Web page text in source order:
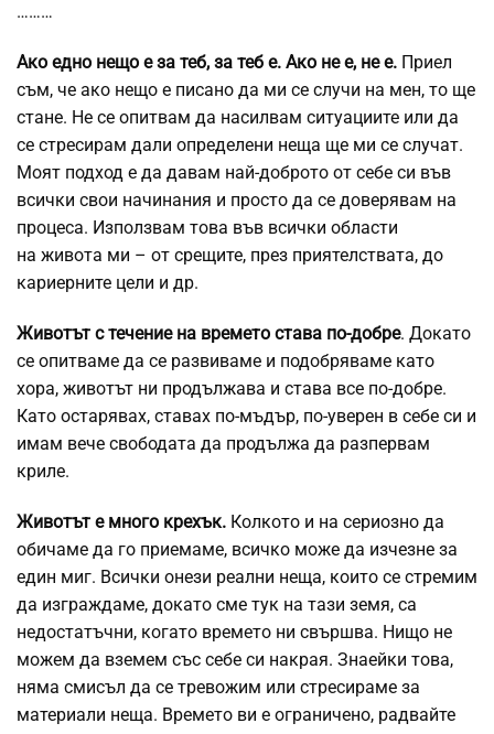
………
Ако едно нещо е за теб, за теб е. Ако не е, не е. Приел
съм, че ако нещо е писано да ми се случи на мен, то ще
стане. Не се опитвам да насилвам ситуациите или да
се стресирам дали определени неща ще ми се случат.
Моят подход е да давам най-доброто от себе си във
всички свои начинания и просто да се доверявам на
процеса. Използвам това във всички области
на живота ми – от срещите, през приятелствата, до
кариерните цели и др.
Животът с течение на времето става по-добре. Докато
се опитваме да се развиваме и подобряваме като
хора, животът ни продължава и става все по-добре.
Като остарявах, ставах по-мъдър, по-уверен в себе си и
имам вече свободата да продължа да разпервам
криле.
Животът е много крехък. Колкото и на сериозно да
обичаме да го приемаме, всичко може да изчезне за
един миг. Всички онези реални неща, които се стремим
да изграждаме, докато сме тук на тази земя, са
недостатъчни, когато времето ни свършва. Нищо не
можем да вземем със себе си накрая. Знаейки това,
няма смисъл да се тревожим или стресираме за
материали неща. Времето ви е ограничено, радвайте